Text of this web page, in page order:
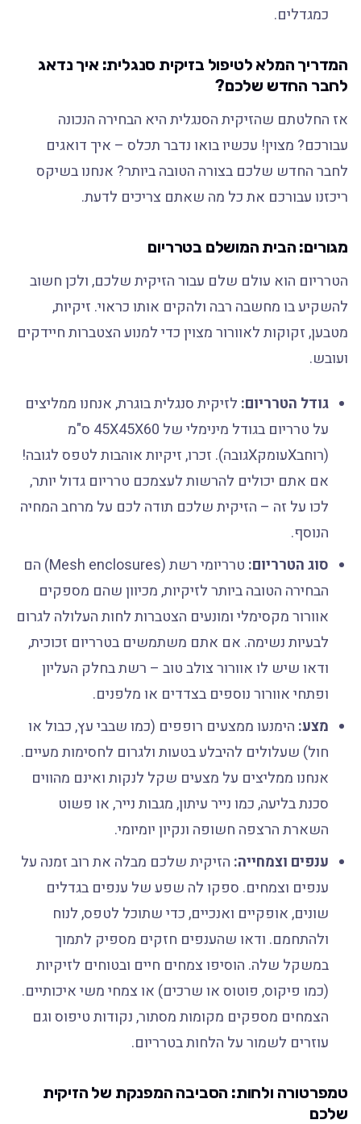
כמגדלים.
המדריך המלא לטיפול בזיקית סנגלית: איך נדאג
לחבר החדש שלכם?
אז החלטתם שהזיקית הסנגלית היא הבחירה הנכונה
עבורכם? מצוין! עכשיו בואו נדבר תכלס – איך דואגים
לחבר החדש שלכם בצורה הטובה ביותר? אנחנו בשיקס
ריכזנו עבורכם את כל מה שאתם צריכים לדעת.
מגורים: הבית המושלם בטרריום
הטרריום הוא עולם שלם עבור הזיקית שלכם, ולכן חשוב
להשקיע בו מחשבה רבה ולהקים אותו כראוי. זיקיות,
מטבען, זקוקות לאוורור מצוין כדי למנוע הצטברות חיידקים
ועובש.
גודל הטרריום:לזיקית סנגלית בוגרת, אנחנו ממליצים
על טרריום בגודל מינימלי של 45X45X60 ס"מ
(רוחבXעומקXגובה). זכרו, זיקיות אוהבות לטפס לגובה!
אם אתם יכולים להרשות לעצמכם טרריום גדול יותר,
לכו על זה – הזיקית שלכם תודה לכם על מרחב המחיה
הנוסף.
סוג הטרריום:
טרריומי רשת (Mesh enclosures) הם
הבחירה הטובה ביותר לזיקיות, מכיוון שהם מספקים
אוורור מקסימלי ומונעים הצטברות לחות העלולה לגרום
לבעיות נשימה. אם אתם משתמשים בטרריום זכוכית,
ודאו שיש לו אוורור צולב טוב – רשת בחלק העליון
ופתחי אוורור נוספים בצדדים או מלפנים.
מצע:הימנעו ממצעים רופפים (כמו שבבי עץ, כבול או
חול) שעלולים להיבלע בטעות ולגרום לחסימות מעיים.
אנחנו ממליצים על מצעים שקל לנקות ואינם מהווים
סכנת בליעה, כמו נייר עיתון, מגבות נייר, או פשוט
השארת הרצפה חשופה ונקיון יומיומי.
ענפים וצמחייה:הזיקית שלכם מבלה את רוב זמנה על
ענפים וצמחים. ספקו לה שפע של ענפים בגדלים
שונים, אופקיים ואנכיים, כדי שתוכל לטפס, לנוח
ולהתחמם. ודאו שהענפים חזקים מספיק לתמוך
במשקל שלה. הוסיפו צמחים חיים ובטוחים לזיקיות
(כמו פיקוס, פוטוס או שרכים) או צמחי משי איכותיים.
הצמחים מספקים מקומות מסתור, נקודות טיפוס וגם
עוזרים לשמור על הלחות בטרריום.
טמפרטורה ולחות: הסביבה המפנקת של הזיקית
שלכם